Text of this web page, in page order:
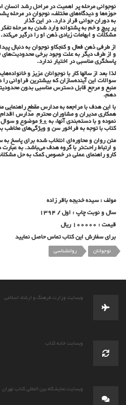
نوجوانی مرحله پر اهمیت در مراحل رشد انسان
حوزه‌ها و دیدگاه‌های مختلف، نوجوان در
به دوران جوانی قرار دارد. در این گذار
پر پیچ و خم به پشتوانه وارد شدن به مرحله
مشکلات و ابهامات زیادی ذهن او را درگیر می‌کند.
از طرفی ذهن فعال و کنجکاو نوجوان به دنبال
و از طرف دیگر به علت وجود برخی
پاسخگری مناسبی در اختیار ندارد.
لذا بعد از سالها کار با نوجوانان عزیز و
سوالات این آینده‌سازان که بیشترین فراوانی را
منبع و مرجع قابل دسترس مناسبی بدون
دهم.
با این هدف با مراجعه به مدارس مقطع
همکاری مدیران و مشاوران محترم مدارس
نموده و با دسته‌بندی آنها، به60موضوع و
کتاب با توجه به فراخور سن و ویژگی‌های مخاطب
متن روان و محاوره‌ای انتخاب شده برای پاسخ
و ارتباط راحت‌تر با گروه هدف می‌باشد. به
کارو راهنمای عملی در خصوص کمک به حل
مولف : سیده خدیجه باقر زاده
سال و نوبت چاپ : اول / 1394
قیمت : 100000 ریال
برای سفارش این کتاب تماس حاصل نمایید
نوجوانان روانشناسی
وبسایت وزارت فرهنگ و ارشاد اسلامی
وبسایت خانه کتاب
وبسایت نمایشگاه بین المللی کتاب تهران